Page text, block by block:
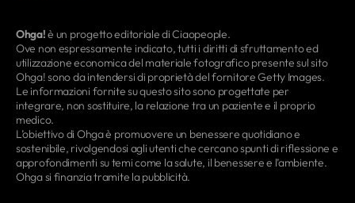
Ohga!è un progetto editoriale di Ciaopeople.
Ove non espressamente indicato, tutti i diritti di sfruttamento ed
utilizzazione economica del materiale fotografico presente sul sito
Ohga! sono da intendersi di proprietà del fornitore Getty Images.
Le informazioni fornite su questo sito sono progettate per
integrare, non sostituire, la relazione tra un paziente e il proprio
medico.
L’obiettivo di Ohga è promuovere un benessere quotidiano e
sostenibile, rivolgendosi agli utenti che cercano spunti di riflessione e
approfondimenti su temi come la salute, il benessere e l’ambiente.
Ohga si finanzia tramite la pubblicità.